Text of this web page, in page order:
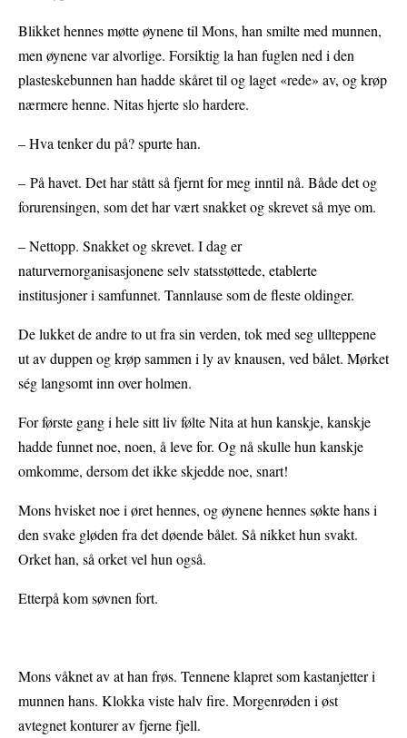
Blikket hennes møtte øynene til Mons, han smilte med munnen,
men øynene var alvorlige. Forsiktig la han fuglen ned i den
plasteskebunnen han hadde skåret til og laget «rede» av, og krøp
nærmere henne. Nitas hjerte slo hardere.
– Hva tenker du på? spurte han.
– På havet. Det har stått så fjernt for meg inntil nå. Både det og
forurensingen, som det har vært snakket og skrevet så mye om.
– Nettopp. Snakket og skrevet. I dag er
naturvernorganisasjonene selv statsstøttede, etablerte
institusjoner i samfunnet. Tannlause som de fleste oldinger.
De lukket de andre to ut fra sin verden, tok med seg ullteppene
ut av duppen og krøp sammen i ly av knausen, ved bålet. Mørket
ség langsomt inn over holmen.
For første gang i hele sitt liv følte Nita at hun kanskje, kanskje
hadde funnet noe, noen, å leve for. Og nå skulle hun kanskje
omkomme, dersom det ikke skjedde noe, snart!
Mons hvisket noe i øret hennes, og øynene hennes søkte hans i
den svake gløden fra det døende bålet. Så nikket hun svakt.
Orket han, så orket vel hun også.
Etterpå kom søvnen fort.
Mons våknet av at han frøs. Tennene klapret som kastanjetter i
munnen hans. Klokka viste halv fire. Morgenrøden i øst
avtegnet konturer av fjerne fjell.